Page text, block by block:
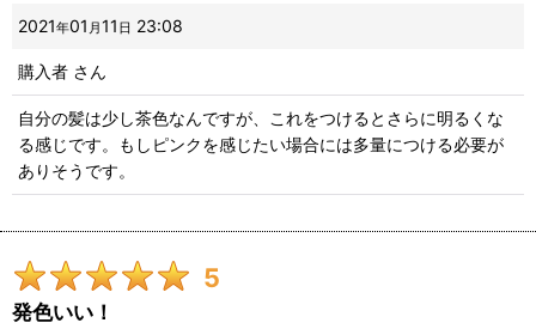
2021年01 月 11 日 23:08
購入者 さん
自分の髪は少し茶色なんですが、これをつけるとさらに明るくな
る感じです。もしピンクを感じたい場合には多量につける必要が
ありそうです。
5
発色いい！